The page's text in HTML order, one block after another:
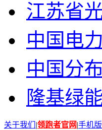
江苏省
中国电
中国分
隆基绿
关于我们 |领跑者官网|手机版